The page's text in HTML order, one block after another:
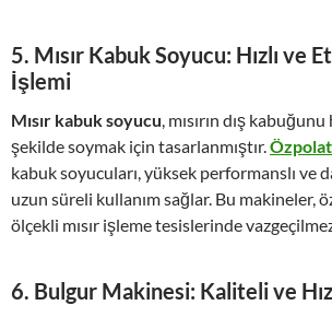
5. Mısır Kabuk Soyucu: Hızlı ve
İşlemi
Mısır kabuk soyucu, mısırın dış
şekilde soymak için tasarlanmıştır.
kabuk soyucuları, yüksek performanslı ve
uzun süreli kullanım sağlar. Bu makineler,
ölçekli mısır işleme tesislerinde
6. Bulgur Makinesi: Kaliteli ve